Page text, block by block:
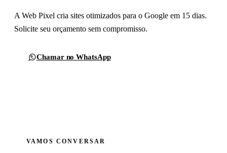
A Web Pixel cria sites otimizados para o Google em 15 dias.
Solicite seu orçamento sem compromisso.
Chamar no WhatsApp
VAMOS CONVERSAR